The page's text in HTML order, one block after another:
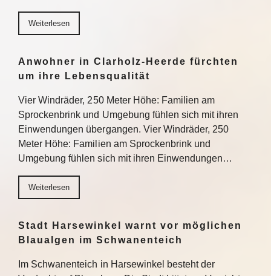
Weiterlesen
Anwohner in Clarholz-Heerde fürchten
um ihre Lebensqualität
Vier Windräder, 250 Meter Höhe: Familien am
Sprockenbrink und Umgebung fühlen sich mit ihren
Einwendungen übergangen. Vier Windräder, 250
Meter Höhe: Familien am Sprockenbrink und
Umgebung fühlen sich mit ihren Einwendungen…
Weiterlesen
Stadt Harsewinkel warnt vor möglichen
Blaualgen im Schwanenteich
Im Schwanenteich in Harsewinkel besteht der